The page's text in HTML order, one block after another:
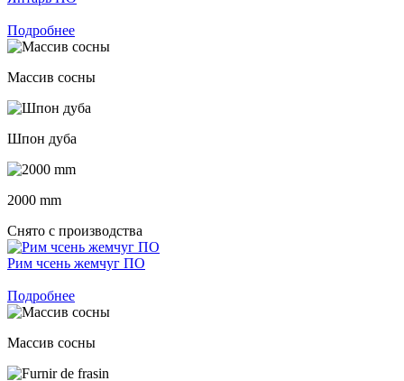
Подробнее
Массив сосны
Шпон дуба
2000 mm
Снято с производства
Рим чсень жемчуг ПО
Подробнее
Массив сосны